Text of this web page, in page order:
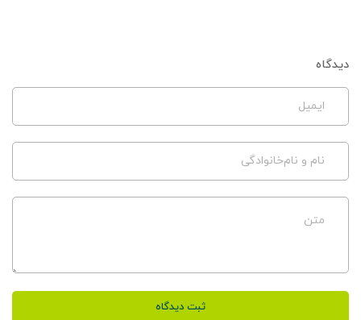
دیدگاه
ایمیل
نام و نام‌خانوادگی
متن
ثبت دیدگاه